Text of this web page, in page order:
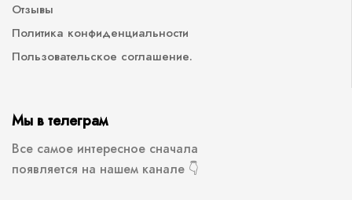
Отзывы
Политика конфиденциальности
Пользовательское соглашение.
Мы в телеграм
Все самое интересное сначала
появляется на нашем канале 👇